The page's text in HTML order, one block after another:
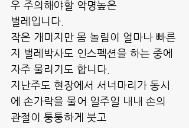
우 주의해야할 악명높은
벌레입니다.
작은 개미지만 몸 놀림이 얼마나 빠른
지 벌레박사도 인스펙션을 하는 중에
자주 물리기도 합니다.
지난주도 현장에서 서너마리가 동시
에 손가락을 물어 일주일 내내 손의
관절이 퉁퉁하게 붓고